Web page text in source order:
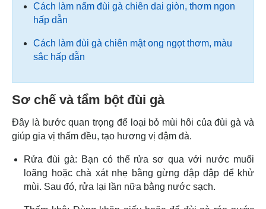
Cách làm nấm đùi gà chiên dai giòn, thơm ngon
hấp dẫn
Cách làm đùi gà chiên mật ong ngọt thơm, màu
sắc hấp dẫn
Sơ chế và tẩm bột đùi gà
Đây là bước quan trọng để loại bỏ mùi hôi của đùi gà và
giúp gia vị thấm đều, tạo hương vị đậm đà.
Rửa đùi gà: Bạn có thể rửa sơ qua với nước muối
loãng hoặc chà xát nhẹ bằng gừng đập dập để khử
mùi. Sau đó, rửa lại lần nữa bằng nước sạch.